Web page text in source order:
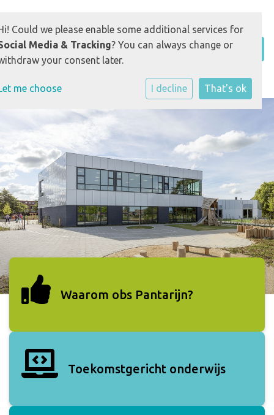
Waarom obs Pantarijn?
Toekomstgericht onderwijs
Could we please enable some additional services for
Media & Tracking? You can always change or
your consent later.
me choose I decline That's ok